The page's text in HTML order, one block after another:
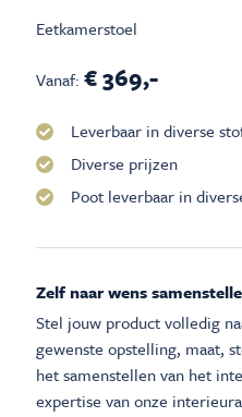
Eetkamerstoel
Vanaf:€ 369,-
Leverbaar in diverse
Diverse prijzen
Poot leverbaar in
Zelf naar wens
Stel jouw product volledig
gewenste opstelling, maat,
het samenstellen van het
expertise van onze